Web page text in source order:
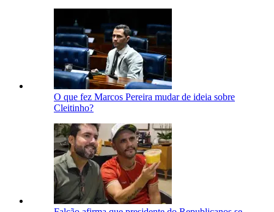
O que fez Marcos Pereira mudar de ideia sobre
Cleitinho?